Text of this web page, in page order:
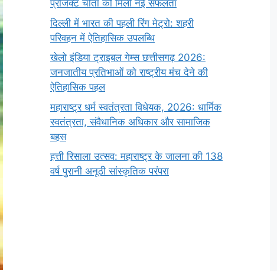
प्रोजेक्ट चीता को मिली नई सफलता
दिल्ली में भारत की पहली रिंग मेट्रो: शहरी
परिवहन में ऐतिहासिक उपलब्धि
खेलो इंडिया ट्राइबल गेम्स छत्तीसगढ़ 2026:
जनजातीय प्रतिभाओं को राष्ट्रीय मंच देने की
ऐतिहासिक पहल
महाराष्ट्र धर्म स्वतंत्रता विधेयक, 2026: धार्मिक
स्वतंत्रता, संवैधानिक अधिकार और सामाजिक
बहस
हत्ती रिसाला उत्सव: महाराष्ट्र के जालना की 138
वर्ष पुरानी अनूठी सांस्कृतिक परंपरा